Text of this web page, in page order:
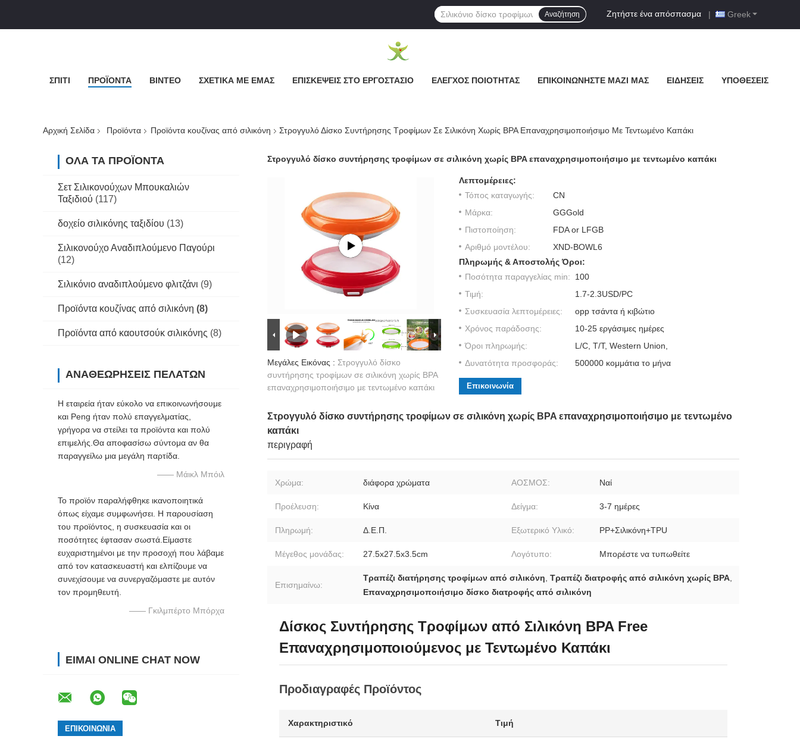
Greek
Ζητήστε ένα απόσπασμα |
Αναζήτηση
ΣΠΊΤΙ ΠΡΟΪΌΝΤΑ ΒΊΝΤΕΟ ΣΧΕΤΙΚΆ ΜΕ ΕΜΆΣ ΕΠΙΣΚΈΨΕΙΣ ΣΤΟ ΕΡΓΟΣΤΆΣΙΟ ΈΛΕΓΧΟΣ ΠΟΙΌΤΗΤΑΣ ΕΠΙΚΟΙΝΩΝΉΣΤΕ ΜΑΖΊ ΜΑΣ ΕΙΔΉΣΕΙΣ ΥΠΟΘΈΣΕΙΣ
Αρχική Σελίδα Προϊόντα Προϊόντα κουζίνας από σιλικόνη Στρογγυλό Δίσκο Συντήρησης Τροφίμων Σε Σιλικόνη Χωρίς BPA Επαναχρησιμοποιήσιμο Με Τεντωμένο Καπάκι
ΌΛΑ ΤΑ ΠΡΟΪΌΝΤΑ
Σετ Σιλικονούχων Μπουκαλιών
Ταξιδιού (117)
δοχείο σιλικόνης ταξιδίου (13)
Σιλικονούχο Αναδιπλούμενο Παγούρι
(12)
Σιλικόνιο αναδιπλούμενο φλιτζάνι (9)
Προϊόντα κουζίνας από σιλικόνη (8)
Προϊόντα από καουτσούκ σιλικόνης (8)
ΑΝΑΘΕΩΡΉΣΕΙΣ ΠΕΛΑΤΏΝ
Η εταιρεία ήταν εύκολο να επικοινωνήσουμε
και Peng ήταν πολύ επαγγελματίας,
γρήγορα να στείλει τα προϊόντα και πολύ
επιμελής.Θα αποφασίσω σύντομα αν θα
παραγγείλω μια μεγάλη παρτίδα.
—— Μάικλ Μπόιλ
Το προϊόν παραλήφθηκε ικανοποιητικά
όπως είχαμε συμφωνήσει. Η παρουσίαση
του προϊόντος, η συσκευασία και οι
ποσότητες έφτασαν σωστά.Είμαστε
ευχαριστημένοι με την προσοχή που λάβαμε
από τον κατασκευαστή και ελπίζουμε να
συνεχίσουμε να συνεργαζόμαστε με αυτόν
τον προμηθευτή.
—— Γκιλμπέρτο Μπόρχα
ΕΊΜΑΙ ONLINE CHAT NOW
Στρογγυλό δίσκο συντήρησης τροφίμων σε σιλικόνη χωρίς BPA επαναχρησιμοποιήσιμο με τεντωμένο καπάκι
Μεγάλες Εικόνας : Στρογγυλό δίσκο
συντήρησης τροφίμων σε σιλικόνη χωρίς BPA
επαναχρησιμοποιήσιμο με τεντωμένο καπάκι
Λεπτομέρειες:
Τόπος καταγωγής:
CN
Μάρκα:
GGGold
Πιστοποίηση:
FDA or LFGB
Αριθμό μοντέλου:
XND-BOWL6
Πληρωμής & Αποστολής Όροι:
Ποσότητα παραγγελίας min:
100
Τιμή:
1.7-2.3USD/PC
Συσκευασία λεπτομέρειες:
opp τσάντα ή κιβώτιο
Χρόνος παράδοσης:
10-25 εργάσιμες ημέρες
Όροι πληρωμής:
L/C, T/T, Western Union,
Δυνατότητα προσφοράς:
500000 κομμάτια το μήνα
Επικοινωνία
Στρογγυλό δίσκο συντήρησης τροφίμων σε σιλικόνη χωρίς BPA επαναχρησιμοποιήσιμο με τεντωμένο
καπάκι
περιγραφή
Χρώμα: διάφορα χρώματα ΑΟΣΜΟΣ: Ναί
Προέλευση: Κίνα Δείγμα: 3-7 ημέρες
Πληρωμή: Δ.Ε.Π. Εξωτερικό Υλικό: PP+Σιλικόνη+TPU
Μέγεθος μονάδας: 27.5x27.5x3.5cm Λογότυπο: Μπορέστε να τυπωθείτε
Επισημαίνω:
Τραπέζι διατήρησης τροφίμων από σιλικόνη, Τραπέζι διατροφής από σιλικόνη χωρίς BPA,
Επαναχρησιμοποιήσιμο δίσκο διατροφής από σιλικόνη
Δίσκος Συντήρησης Τροφίμων από Σιλικόνη BPA Free
Επαναχρησιμοποιούμενος με Τεντωμένο Καπάκι
Προδιαγραφές Προϊόντος
Χαρακτηριστικό Τιμή